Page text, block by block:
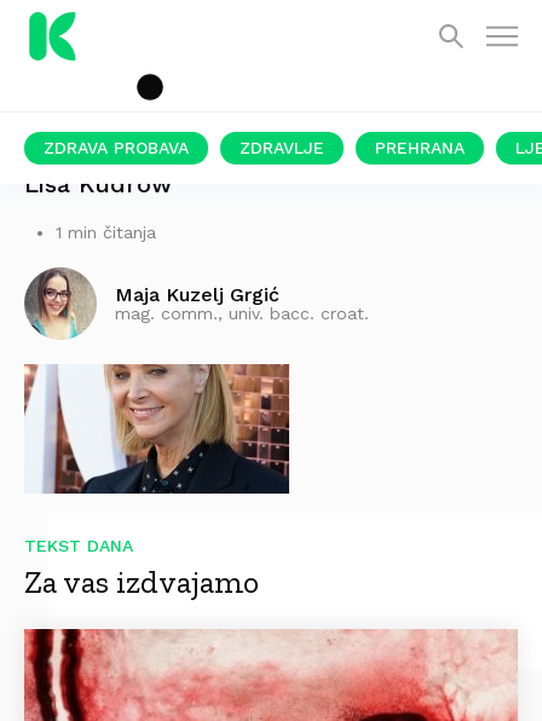
ZDRAVA PROBAVA ZDRAVLJE PREHRANA
Lisa Kudrow
1 min čitanja
Maja Kuzelj Grgić
mag. comm., univ. bacc. croat.
TEKST DANA
Za vas izdvajamo